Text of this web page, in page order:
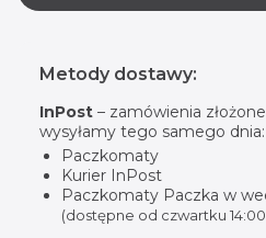
Metody dostawy:
InPost – zamówienia
wysyłamy tego samego dnia:
Paczkomaty
Kurier InPost
Paczkomaty Paczka w
(dostępne od czwartku